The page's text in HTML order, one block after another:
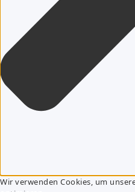
Wir verwenden Cookies, um